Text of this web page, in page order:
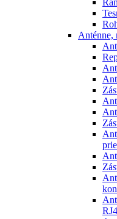
Anténne,